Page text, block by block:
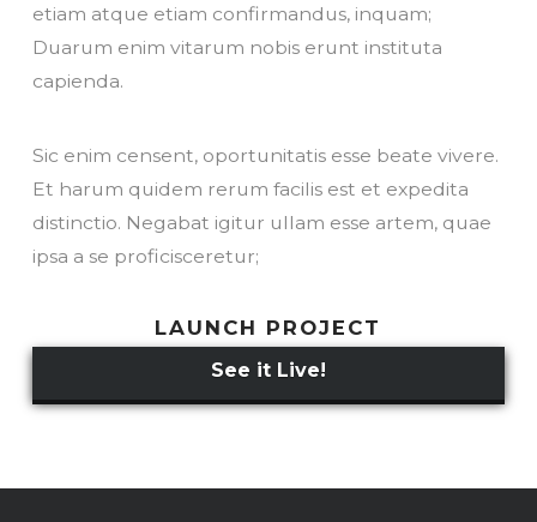
etiam atque etiam confirmandus, inquam;
Duarum enim vitarum nobis erunt instituta
capienda.
Sic enim censent, oportunitatis esse beate vivere.
Et harum quidem rerum facilis est et expedita
distinctio. Negabat igitur ullam esse artem, quae
ipsa a se proficisceretur;
LAUNCH PROJECT
See it Live!